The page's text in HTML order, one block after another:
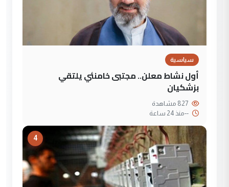
سياسية
أول نشاط معلن.. مجتبى خامنئي يلتقي
بزشكيان
--منذ 24 ساعة
4